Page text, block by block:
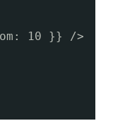
10 }} />